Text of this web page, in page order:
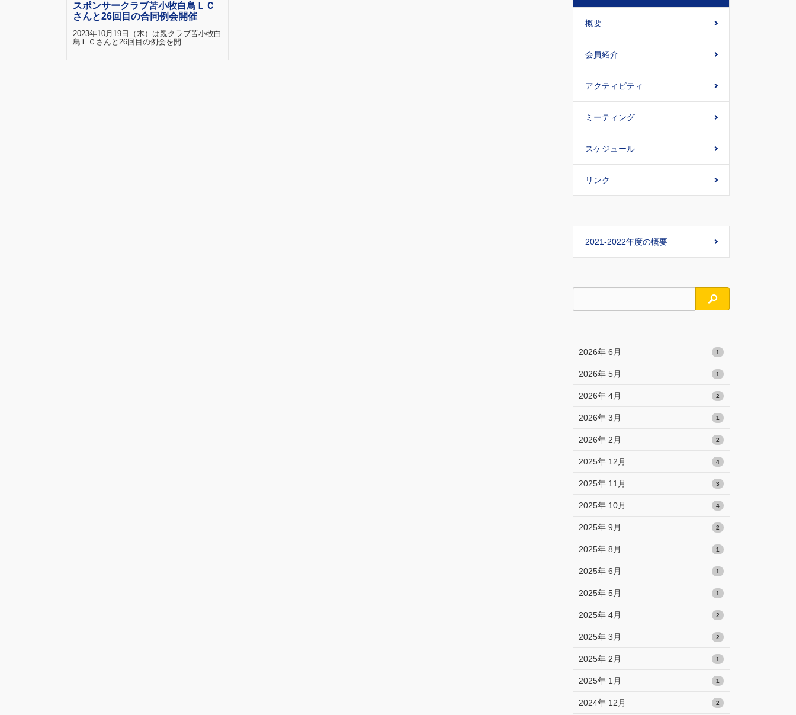
スポンサークラブ苫小牧白鳥ＬＣ
さんと26回目の合同例会開催
2023年10月19日（木）は親クラブ苫小牧白
鳥ＬＣさんと26回目の例会を開...
概要
会員紹介
アクティビティ
ミーティング
スケジュール
リンク
2021-2022年度の概要
検索
2026年 6月 1
2026年 5月 1
2026年 4月 2
2026年 3月 1
2026年 2月 2
2025年 12月 4
2025年 11月 3
2025年 10月 4
2025年 9月 2
2025年 8月 1
2025年 6月 1
2025年 5月 1
2025年 4月 2
2025年 3月 2
2025年 2月 1
2025年 1月 1
2024年 12月 2